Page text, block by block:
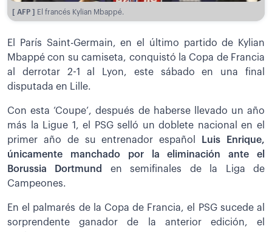
[ AFP ] El francés Kylian Mbappé.
El París Saint-Germain, en el último partido de Kylian
Mbappé con su camiseta, conquistó la Copa de Francia
al derrotar 2-1 al Lyon, este sábado en una final
disputada en Lille.
Con esta ‘Coupe’, después de haberse llevado un año
más la Ligue 1, el PSG selló un doblete nacional en el
primer año de su entrenador español
Luis Enrique,
únicamente manchado por la eliminación ante el
Borussia Dortmund en semifinales de la Liga de
Campeones.
En el palmarés de la Copa de Francia, el PSG sucede al
sorprendente ganador de la anterior edición, el